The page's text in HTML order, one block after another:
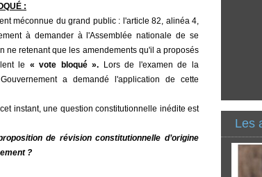
:
méconnue du grand public : l'article 82, alinéa 4,
à demander à l'Assemblée nationale de se
ne retenant que les amendements qu'il a proposés
le « vote bloqué ». Lors de l'examen de la
a demandé l'application de cette
instant, une question constitutionnelle inédite est
de révision constitutionnelle d’origine
?
Les